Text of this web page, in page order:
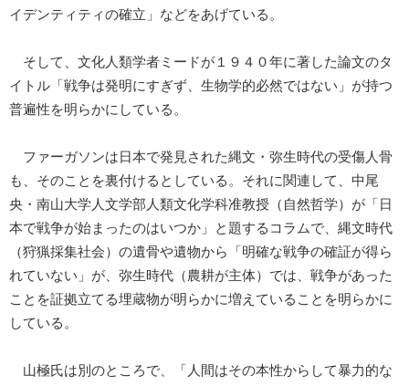
イデンティティの確立」などをあげている。
そして、文化人類学者ミードが１９４０年に著した論文のタ
イトル「戦争は発明にすぎず、生物学的必然ではない」が持つ
普遍性を明らかにしている。
ファーガソンは日本で発見された縄文・弥生時代の受傷人骨
も、そのことを裏付けるとしている。それに関連して、中尾
央・南山大学人文学部人類文化学科准教授（自然哲学）が「日
本で戦争が始まったのはいつか」と題するコラムで、縄文時代
（狩猟採集社会）の遺骨や遺物から「明確な戦争の確証が得ら
れていない」が、弥生時代（農耕が主体）では、戦争があった
ことを証拠立てる埋蔵物が明らかに増えていることを明らかに
している。
山極氏は別のところで、「人間はその本性からして暴力的な